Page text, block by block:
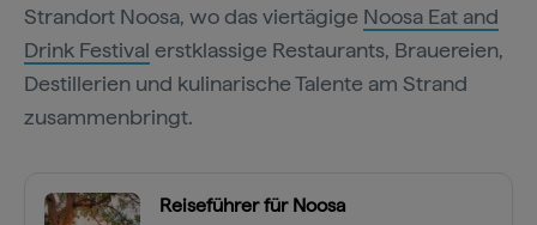
Strandort Noosa, wo das viertägige Noosa Eat and
Drink Festival erstklassige Restaurants, Brauereien,
Destillerien und kulinarische Talente am Strand
zusammenbringt.
Reiseführer für Noosa